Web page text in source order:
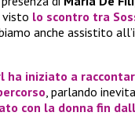
visto lo scontro tra
anche assistito
ha iniziato a
, parlando
con la donna fin